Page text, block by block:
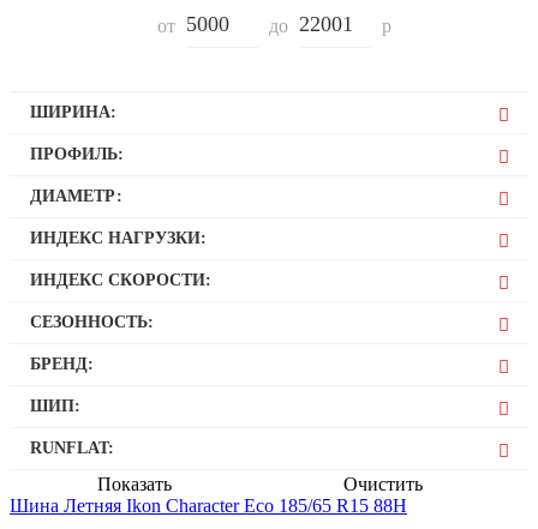
от до р
ШИРИНА:
175
195
215
225
265
ПРОФИЛЬ:
45
55
70
ДИАМЕТР:
13
15
17
20
ИНДЕКС НАГРУЗКИ:
100
102
105
109
ИНДЕКС СКОРОСТИ:
H
S
W
СЕЗОННОСТЬ:
Зимняя
БРЕНД:
Ikon
ШИП:
Есть
RUNFLAT:
Показать
Очистить
Шина Летняя Ikon Character Eco 185/65 R15 88H